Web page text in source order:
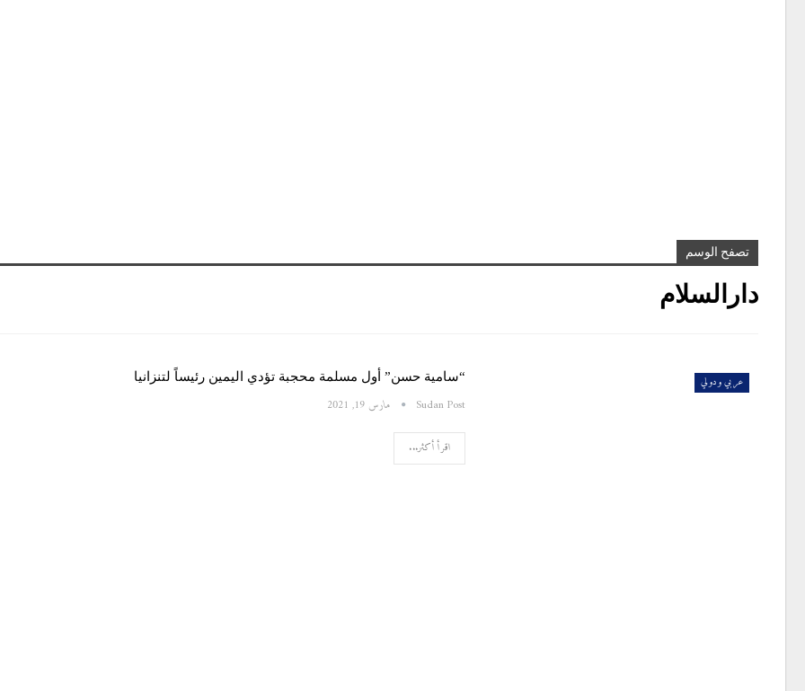
تصفح الوسم
دارالسلام
عربي ودولي “سامية حسن” أول مسلمة محجبة تؤدي اليمين رئيساً لتنزانيا
Sudan Post مارس 19, 2021
اقرأ أكثر...